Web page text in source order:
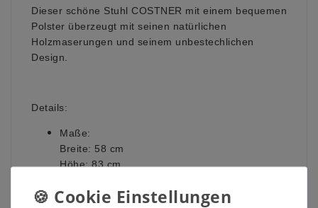
Dieser schöne Stuhl COSTNER mit einem bequemen
Polster überzeugt mit seinen natürlichen
Holzmaserungen und seinem unbestechlichen
Design.
Details:
Maße:
Breite: 58 cm
Höhe: 83 cm
Sitzhöhe: 46 cm